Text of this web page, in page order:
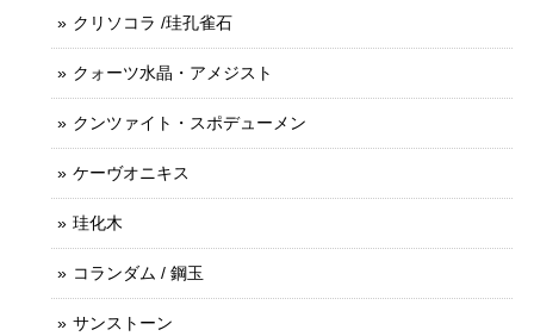
クリソコラ /珪孔雀石
クォーツ水晶・アメジスト
クンツァイト・スポデューメン
ケーヴオニキス
珪化木
コランダム / 鋼玉
サンストーン